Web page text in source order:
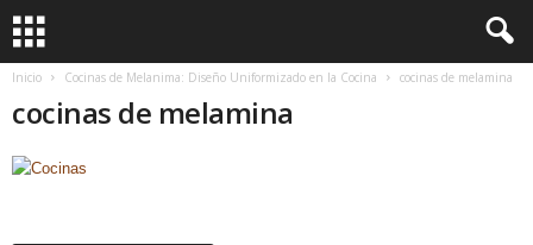
Inicio Cocinas de Melanima: Diseño Uniformizado en la Cocina cocinas de melamina
cocinas de melamina